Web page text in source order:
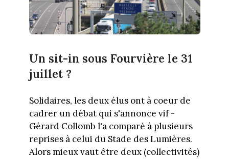
Un sit-in sous Fourvière le 31
juillet ?
Solidaires, les deux élus ont à coeur de
cadrer un débat qui s'annonce vif -
Gérard Collomb l'a comparé à plusieurs
reprises à celui du Stade des Lumières.
Alors mieux vaut être deux (collectivités)